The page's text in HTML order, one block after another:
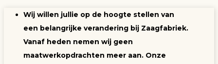
inhoud
Wij willen jullie op de hoogte stellen van
een belangrijke verandering bij Zaagfabriek.
Vanaf heden nemen wij geen
maatwerkopdrachten meer aan. Onze